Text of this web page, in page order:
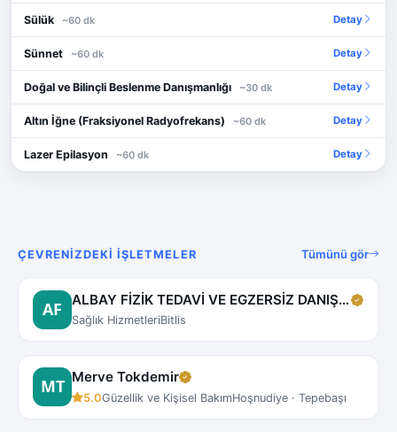
Sülük ~60 dk Detay
Sünnet ~60 dk Detay
Doğal ve Bilinçli Beslenme Danışmanlığı ~30 dk Detay
Altın İğne (Fraksiyonel Radyofrekans) ~60 dk Detay
Lazer Epilasyon ~60 dk Detay
ÇEVRENIZDEKI İŞLETMELER Tümünü gör
ALBAY FİZİK TEDAVİ VE EGZERSİZ DANIŞMA MERKEZİ
Sağlık HizmetleriBitlis
Merve Tokdemir
5.0Güzellik ve Kişisel BakımHoşnudiye · Tepebaşı